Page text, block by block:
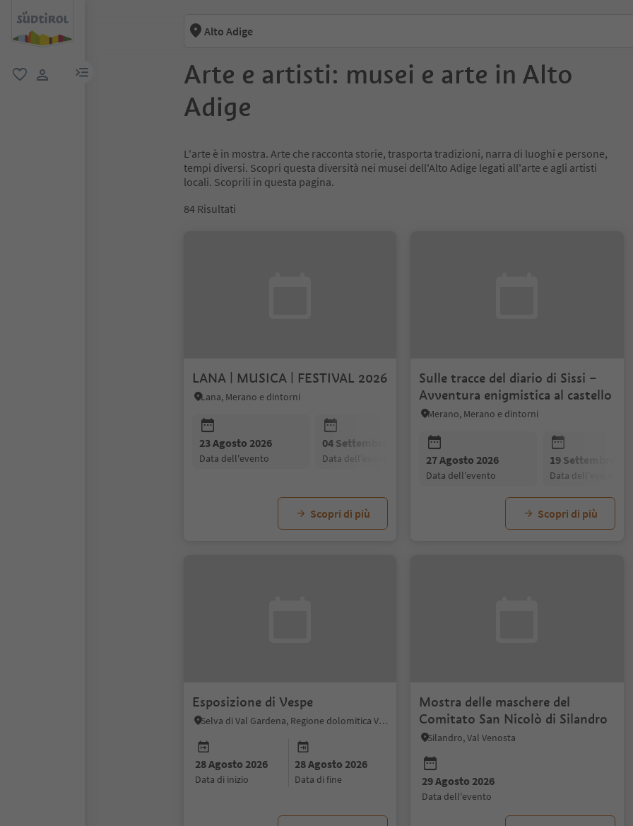
menu link
Alto Adige
Arte e artisti: musei e arte in Alto
Adige
L'arte è in mostra. Arte che racconta storie, trasporta tradizioni, narra di luoghi e persone,
tempi diversi. Scopri questa diversità nei musei dell'Alto Adige legati all'arte e agli artisti
locali. Scoprili in questa pagina.
84 Risultati
LANA | MUSICA | FESTIVAL 2026
Lana, Merano e dintorni
23 Agosto 2026
data dell'evento
04 Settembre 2026
data dell'evento data dell'evento
14
data dell'evento
Scopri di più
Sulle tracce del diario di Sissi –
Avventura enigmistica al castello
Merano, Merano e dintorni
27 Agosto 2026
data dell'evento
19 Settembre 2026
data dell'evento
Scopri di più
Esposizione di Vespe
Selva di Val Gardena, Regione dolomitica Val Gardena
28 Agosto 2026
data di inizio
28 Agosto 2026
data di fine
Mostra delle maschere del
Comitato San Nicolò di Silandro
Silandro, Val Venosta
29 Agosto 2026
data dell'evento